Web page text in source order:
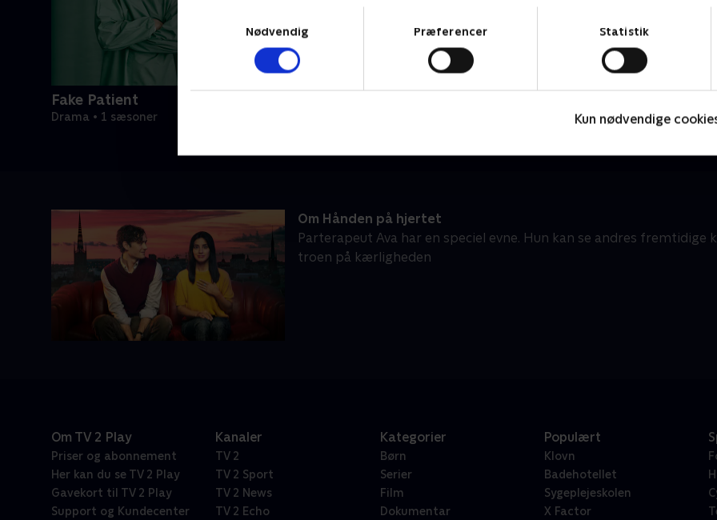
Nødvendig
Præferencer Statistik
Kun nødvendige
Fake Patient
Drama • 1 sæsoner
Om Hånden på hjertet
Parterapeut Ava har en speciel evne. Hun kan se andres fremtidige
troen på kærligheden
Om TV 2 Play
Priser og abonnement
Her kan du se TV 2 Play
Gavekort til TV 2 Play
Support og Kundecenter
Kanaler
TV 2
TV 2 Sport
TV 2 News
TV 2 Echo
Kategorier
Børn
Serier
Film
Dokumentar
Populært
Klovn
Badehotellet
Sygeplejeskolen
X Factor